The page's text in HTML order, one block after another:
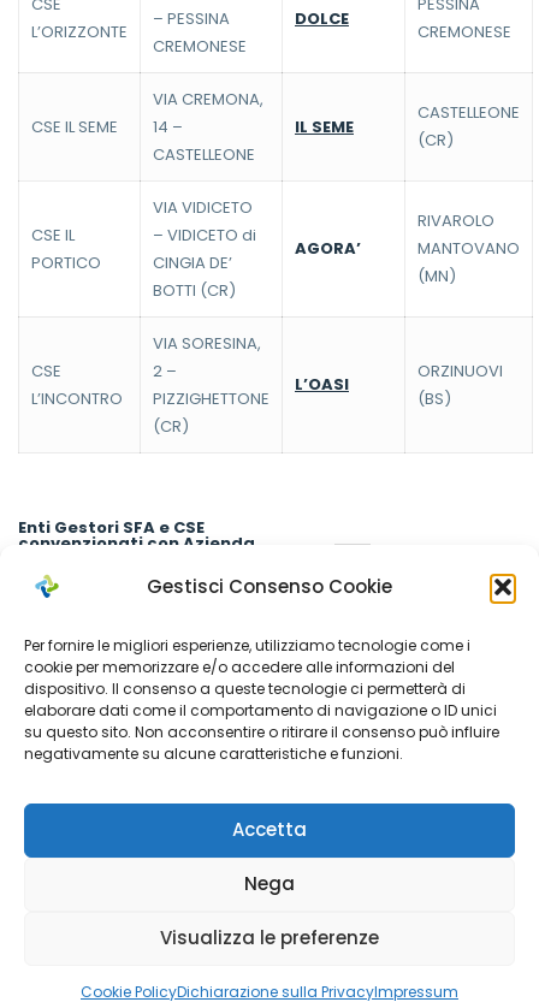
Gestisci Consenso Cookie
Per fornire le migliori esperienze, utilizziamo tecnologie come i
cookie per memorizzare e/o accedere alle informazioni del
dispositivo. Il consenso a queste tecnologie ci permetterà di
elaborare dati come il comportamento di navigazione o ID unici
su questo sito. Non acconsentire o ritirare il consenso può influire
negativamente su alcune caratteristiche e funzioni.
Accetta
Nega
Visualizza le preferenze
Cookie PolicyDichiarazione sulla PrivacyImpressum
L’ORIZZONTE
– PESSINA
CREMONESE
DOLCE
CREMONESE
CSE IL SEME
VIA CREMONA,
14 –
CASTELLEONE
IL SEME
CASTELLEONE
(CR)
CSE IL
PORTICO
VIA VIDICETO
– VIDICETO di
CINGIA DE’
BOTTI (CR)
AGORA’
RIVAROLO
MANTOVANO
(MN)
CSE
L’INCONTRO
VIA SORESINA,
2 –
PIZZIGHETTONE
(CR)
L’OASI
ORZINUOVI
(BS)
Enti Gestori SFA e CSE
convenzionati con Azienda
Castelleone (CR) – info@cooperativailseme.it – Tel. 0374
57399
Cooperativa LAE – Via Gioconda, 5 – 26100 Cremona –
info@laeonlus.it – Tel. 0372 21601
Cooperativa Sociale Agropolis– Via Marasco 6 Loc.
– Tel. 0372/492102
Cooperativa Sociale Ventaglio Blu
26100 Cremona – info@ventaglioblu.org – Tel. 0372 26612
Cooperative Sociale Dolce
Tel. 0372 23103
Rivarolo Mantovano (MN) –